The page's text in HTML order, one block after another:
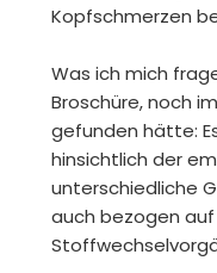
Kopfschmerzen
Was ich mich
Broschüre, noch
gefunden hätte:
hinsichtlich der
unterschiedliche
auch bezogen